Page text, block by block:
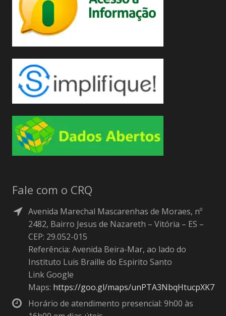
Fale com o CRQ
Avenida Marechal Mascarenhas de Moraes, nº
2482, Bairro Jesus de Nazareth – Vitória – ES –
CEP: 29.052-015
Referência: Avenida Beira-Mar, ao lado do
Instituto Luis Braille do Espirito Santo
Link Google
Maps: https://goo.gl/maps/unPTA3NbqHtucpXK7
Horário de atendimento presencial: 9h00 às